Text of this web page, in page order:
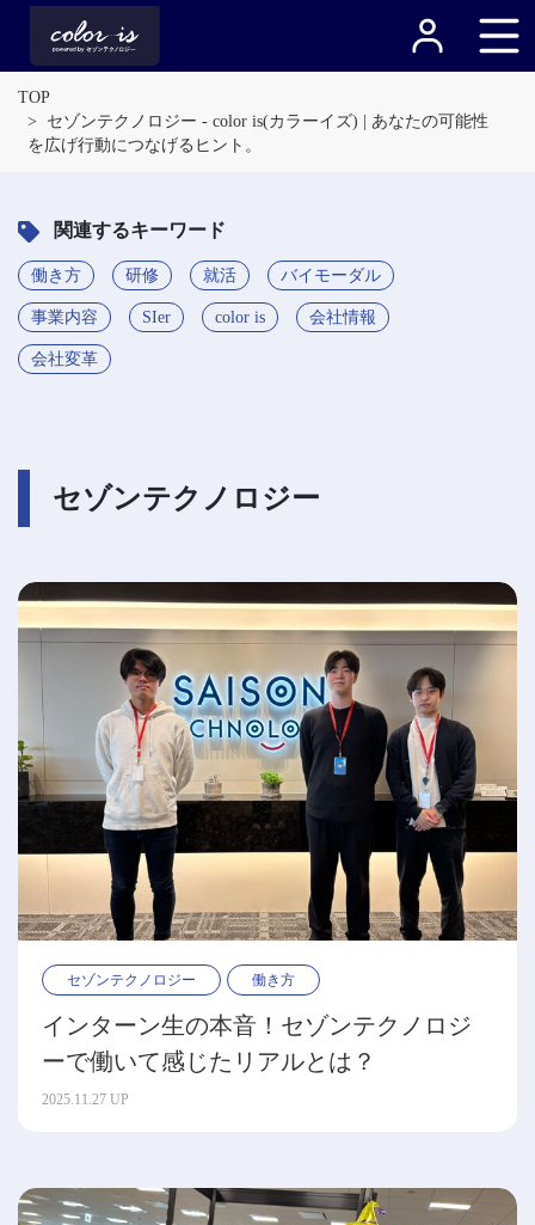
TOP
セゾンテクノロジー - color is(カラーイズ) | あなたの可能性
を広げ行動につなげるヒント。
関連するキーワード
働き方 研修 就活 バイモーダル
事業内容 SIer color is 会社情報
会社変革
セゾンテクノロジー
セゾンテクノロジー 働き方
インターン生の本音！セゾンテクノロジ
ーで働いて感じたリアルとは？
2025.11.27 UP